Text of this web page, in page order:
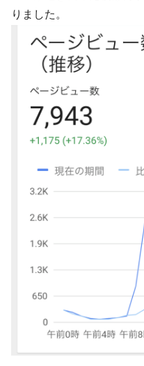
りました。